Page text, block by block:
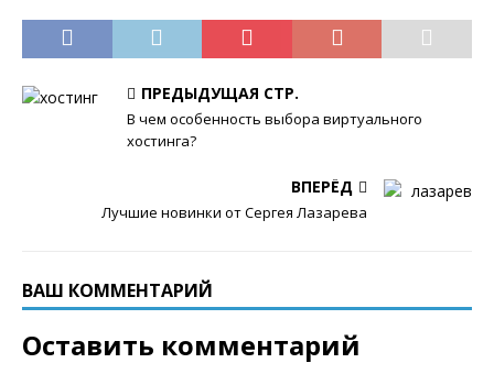
ПРЕДЫДУЩАЯ СТР.
В чем особенность выбора виртуального
хостинга?
ВПЕРЁД
Лучшие новинки от Сергея Лазарева
ВАШ КОММЕНТАРИЙ
Оставить комментарий